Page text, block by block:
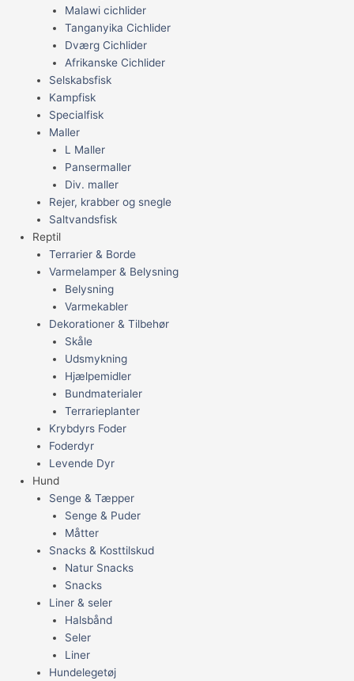
Malawi cichlider
Tanganyika Cichlider
Dværg Cichlider
Afrikanske Cichlider
Selskabsfisk
Kampfisk
Specialfisk
Maller
L Maller
Pansermaller
Div. maller
Rejer, krabber og snegle
Saltvandsfisk
Reptil
Terrarier & Borde
Varmelamper & Belysning
Belysning
Varmekabler
Dekorationer & Tilbehør
Skåle
Udsmykning
Hjælpemidler
Bundmaterialer
Terrarieplanter
Krybdyrs Foder
Foderdyr
Levende Dyr
Hund
Senge & Tæpper
Senge & Puder
Måtter
Snacks & Kosttilskud
Natur Snacks
Snacks
Liner & seler
Halsbånd
Seler
Liner
Hundelegetøj